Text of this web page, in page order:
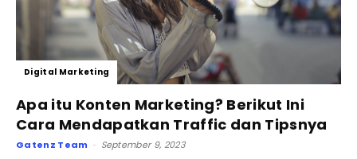
Digital Marketing
Apa itu Konten Marketing? Berikut Ini
Cara Mendapatkan Traffic dan Tipsnya
Gatenz Team - September 9, 2023